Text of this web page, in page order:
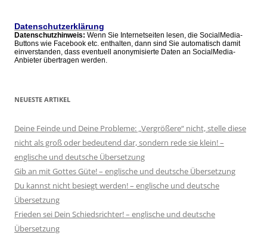
Datenschutzerklärung
Datenschutzhinweis: Wenn Sie Internetseiten lesen, die SocialMedia-
Buttons wie Facebook etc. enthalten, dann sind Sie automatisch damit
einverstanden, dass eventuell anonymisierte Daten an SocialMedia-
Anbieter übertragen werden.
NEUESTE ARTIKEL
Deine Feinde und Deine Probleme: „Vergrößere“ nicht, stelle diese
nicht als groß oder bedeutend dar, sondern rede sie klein! –
englische und deutsche Übersetzung
Gib an mit Gottes Güte! – englische und deutsche Übersetzung
Du kannst nicht besiegt werden! – englische und deutsche
Übersetzung
Frieden sei Dein Schiedsrichter! – englische und deutsche
Übersetzung